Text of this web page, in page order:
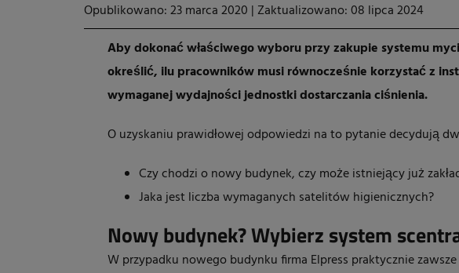
Opublikowano: 23 marca 2020 | Zaktualizowano: 08 lipca 2024
Aby dokonać właściwego wyboru przy zakupie systemu
określić, ilu pracowników musi równocześnie korzystać z
wymaganej wydajności jednostki dostarczania ciśnienia.
O uzyskaniu prawidłowej odpowiedzi na to pytanie decydują
Czy chodzi o nowy budynek, czy może istniejący już
Jaka jest liczba wymaganych satelitów higienicznych?
Nowy budynek? Wybierz system
W przypadku nowego budynku firma Elpress praktycznie